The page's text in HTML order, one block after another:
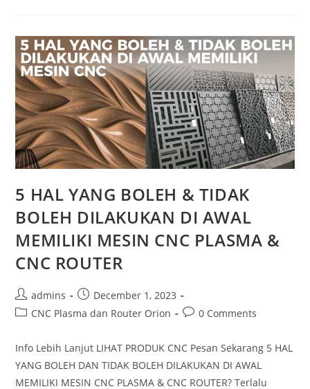
Orion
CNC
Plasma
5 HAL YANG BOLEH & TIDAK
BOLEH DILAKUKAN DI AWAL
MEMILIKI MESIN CNC PLASMA &
CNC ROUTER
Post
author:
admins
Post
published:
December 1, 2023
PostCNC Plasma dan Router Orion
Post0 Comments
Info Lebih Lanjut LIHAT PRODUK CNC Pesan Sekarang 5 HAL
YANG BOLEH DAN TIDAK BOLEH DILAKUKAN DI AWAL
MEMILIKI MESIN CNC PLASMA & CNC ROUTER? Terlalu